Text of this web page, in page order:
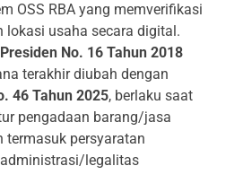
OSS RBA yang memverifikasi
lokasi usaha secara digital.
No. 16 Tahun 2018
terakhir diubah dengan
46 Tahun 2025, berlaku saat
pengadaan barang/jasa
termasuk persyaratan
legalitas